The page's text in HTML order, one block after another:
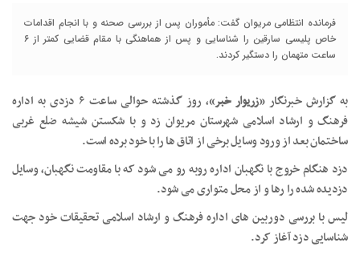
فرمانده انتظامی مریوان گفت: مأموران پس از بررسی صحنه و با انجام اقدامات
خاص پلیسی سارقین را شناسایی و پس از هماهنگی با مقام قضایی کمتر از ۶
ساعت متهمان را دستگیر کردند.
به گزارش خبرنگار «زریوار خبر
»، روز گذشته حوالی ساعت ۶ دزدی به اداره
فرهنگ و ارشاد اسلامی شهرستان مریوان زد و با شکستن شیشه ضلع غربی
ساختمان بعد از ورود وسایل برخی از اتاق ها را با خود برده است.
دزد هنگام خروج با نگهبان اداره روبه رو می شود که با مقاومت نگهبان، وسایل
دزدیده شده را رها و از محل متواری می شود.
لیس با بررسی دوربین های اداره فرهنگ و ارشاد اسلامی تحقیقات خود جهت
شناسایی دزد آغاز کرد.